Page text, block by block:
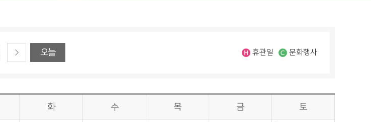
오늘 휴관일 문화행사
화 수 목 금 토